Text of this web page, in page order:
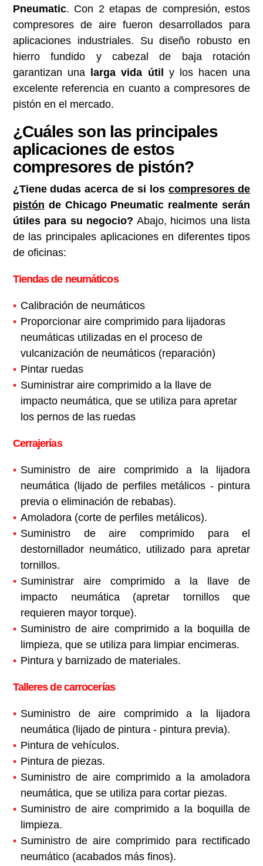
Pneumatic. Con 2 etapas de compresión, estos
compresores de aire fueron desarrollados para
aplicaciones industriales. Su diseño robusto en
hierro fundido y cabezal de baja rotación
garantizan una
larga vida útil
y los hacen una
excelente referencia en cuanto a compresores de
pistón en el mercado.
¿Cuáles son las principales
aplicaciones de estos
compresores de pistón?
¿Tiene dudas acerca de si los compresores de
pistón de Chicago Pneumatic realmente serán
útiles para su negocio? Abajo, hicimos una lista
de las principales aplicaciones en diferentes tipos
de oficinas:
Tiendas de neumáticos
Calibración de neumáticos
Proporcionar aire comprimido para lijadoras
neumáticas utilizadas en el proceso de
vulcanización de neumáticos (reparación)
Pintar ruedas
Suministrar aire comprimido a la llave de
impacto neumática, que se utiliza para apretar
los pernos de las ruedas
Cerrajerías
Suministro de aire comprimido a la lijadora
neumática (lijado de perfiles metálicos - pintura
previa o eliminación de rebabas).
Amoladora (corte de perfiles metálicos).
Suministro de aire comprimido para el
destornillador neumático, utilizado para apretar
tornillos.
Suministrar aire comprimido a la llave de
impacto neumática (apretar tornillos que
requieren mayor torque).
Suministro de aire comprimido a la boquilla de
limpieza, que se utiliza para limpiar encimeras.
Pintura y barnizado de materiales.
Talleres de carrocerías
Suministro de aire comprimido a la lijadora
neumática (lijado de pintura - pintura previa).
Pintura de vehículos.
Pintura de piezas.
Suministro de aire comprimido a la amoladora
neumática, que se utiliza para cortar piezas.
Suministro de aire comprimido a la boquilla de
limpieza.
Suministro de aire comprimido para rectificado
neumático (acabados más finos).